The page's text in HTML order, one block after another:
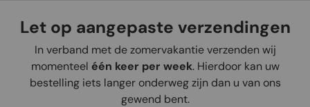
Aller au contenu
Let op aangepaste verzendingen
In verband met de zomervakantie verzenden wij
momenteel één keer per week. Hierdoor kan uw
bestelling iets langer onderweg zijn dan u van ons
gewend bent.